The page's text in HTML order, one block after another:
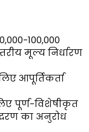
100,000
मूल्य निर्धारण
आपूर्तिकर्ता
पूर्ण-विशेषीकृत
का अनुरोध